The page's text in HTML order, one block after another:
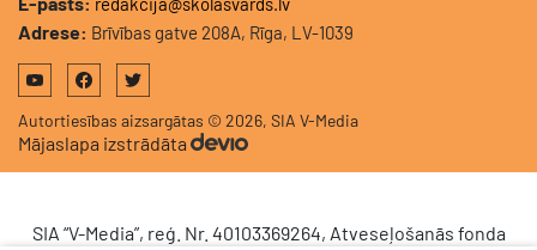
Adrese: Brīvības gatve 208A, Rīga, LV-1039
Autortiesības aizsargātas © 2026, SIA V-Media
Mājaslapa izstrādāta
SIA “V-Media”, reģ. Nr. 40103369264, Atveseļošanās fonda